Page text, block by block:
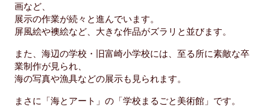
画など、
展示の作業が続々と進んでいます。
屏風絵や襖絵など、大きな作品がズラリと並びます。
また、海辺の学校・旧富崎小学校には、至る所に素敵な卒
業制作が見られ、
海の写真や漁具などの展示も見られます。
まさに「海とアート」の「学校まるごと美術館」です。